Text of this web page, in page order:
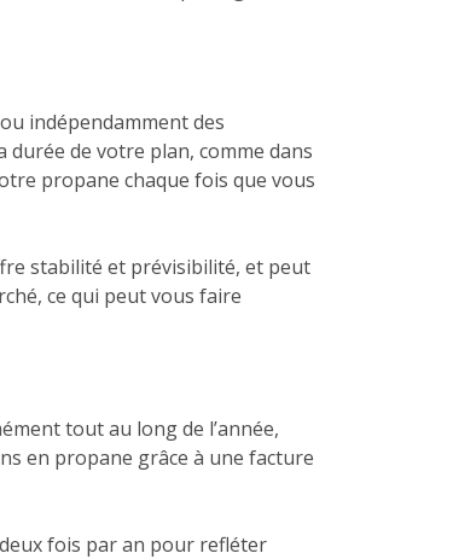
indépendamment des
de votre plan, comme dans
propane chaque fois que vous
stabilité et prévisibilité, et peut
ce qui peut vous faire
tout au long de l’année,
en propane grâce à une facture
fois par an pour refléter